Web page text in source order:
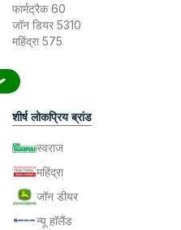
फार्मट्रैक 60
जॉन डियर 5310
महिंद्रा 575
शीर्ष लोकप्रिय ब्रांड
स्वराज
महिंद्रा
जॉन डीयर
न्यू हॉलैंड